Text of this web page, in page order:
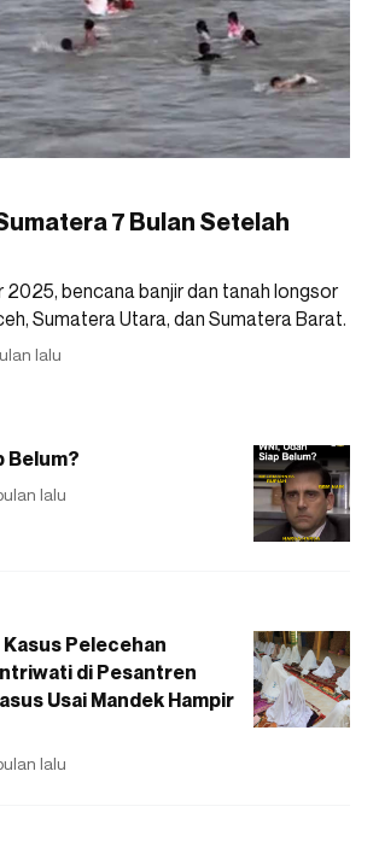
7 Bulan Setelah
2025, bencana banjir dan tanah longsor
Sumatera Utara, dan Sumatera Barat.
lalu
Belum?
lalu
Kasus Pelecehan
di Pesantren
Usai Mandek Hampir
lalu